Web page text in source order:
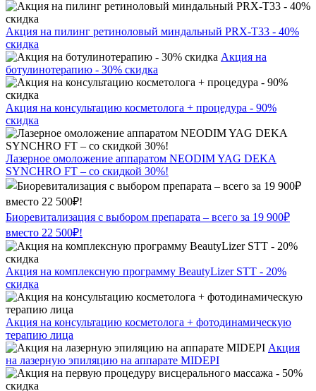
Акция на пилинг ретиноловый миндальный PRX-T33 - 40%
скидка
Акция на
ботулинотерапию - 30% скидка
Акция на консультацию косметолога + процедура - 90%
скидка
Лазерное омоложение аппаратом NEODIM YAG DEKA
SYNCHRO FT – со скидкой 30%!
Биоревитализация с выбором препарата – всего за 19 900₽
вместо 22 500₽!
Акция на комплексную программу BeautyLizer STT - 20%
скидка
Акция на консультацию косметолога + фотодинамическую
терапию лица
Акция
на лазерную эпиляцию на аппарате MIDEPI